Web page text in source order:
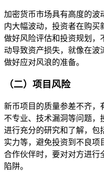
加密货币市场具有高度的波
内大幅波动，投资者在购买
做好风险评估和投资规划，
动导致资产损失，就像在波
做好应对风浪的准备。
（二）项目风险
新币项目的质量参差不齐，
不专业、技术漏洞等问题，
进行充分的研究和了解，包
实力等，避免投资到不良项
合作伙伴时，要对对方进行
陷阱。